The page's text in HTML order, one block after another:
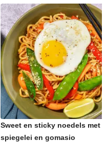
Sweet en sticky noedels met
spiegelei en gomasio